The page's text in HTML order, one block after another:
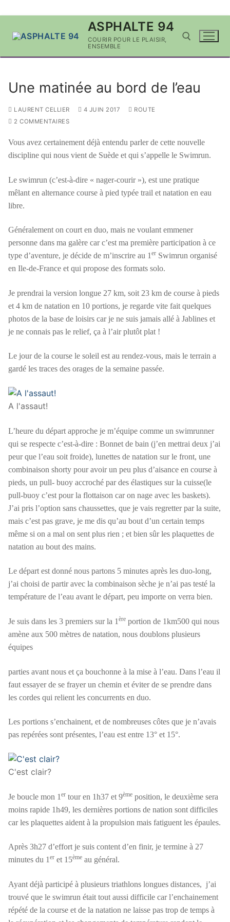
ASPHALTE 94
COURIR POUR LE PLAISIR,
ENSEMBLE
Une matinée au bord de l’eau
LAURENT CELLIER 4 JUIN 2017
ROUTE
2 COMMENTAIRES
Vous avez certainement déjà entendu parler de cette nouvelle
discipline qui nous vient de Suède et qui s’appelle le Swimrun.
Le swimrun (c’est-à-dire « nager-courir »), est une pratique
mêlant en alternance course à pied typée trail et natation en eau
libre.
Généralement on court en duo, mais ne voulant emmener
personne dans ma galère car c’est ma première participation à ce
type d’aventure, je décide de m’inscrire au 1 er Swimrun organisé
en Ile-de-France et qui propose des formats solo.
Je prendrai la version longue 27 km, soit 23 km de course à pieds
et 4 km de natation en 10 portions, je regarde vite fait quelques
photos de la base de loisirs car je ne suis jamais allé à Jablines et
je ne connais pas le relief, ça à l’air plutôt plat !
Le jour de la course le soleil est au rendez-vous, mais le terrain a
gardé les traces des orages de la semaine passée.
A l'assaut!
L’heure du départ approche je m’équipe comme un swimrunner
qui se respecte c’est-à-dire : Bonnet de bain (j’en mettrai deux j’ai
peur que l’eau soit froide), lunettes de natation sur le front, une
combinaison shorty pour avoir un peu plus d’aisance en course à
pieds, un pull- buoy accroché par des élastiques sur la cuisse(le
pull-buoy c’est pour la flottaison car on nage avec les baskets).
J’ai pris l’option sans chaussettes, que je vais regretter par la suite,
mais c’est pas grave, je me dis qu’au bout d’un certain temps
même si on a mal on sent plus rien ; et bien sûr les plaquettes de
natation au bout des mains.
Le départ est donné nous partons 5 minutes après les duo-long,
j’ai choisi de partir avec la combinaison sèche je n’ai pas testé la
température de l’eau avant le départ, peu importe on verra bien.
Je suis dans les 3 premiers sur la 1 ère portion de 1km500 qui nous
amène aux 500 mètres de natation, nous doublons plusieurs
équipes
parties avant nous et ça bouchonne à la mise à l’eau. Dans l’eau il
faut essayer de se frayer un chemin et éviter de se prendre dans
les cordes qui relient les concurrents en duo.
Les portions s’enchainent, et de nombreuses côtes que je n’avais
pas repérées sont présentes, l’eau est entre 13° et 15°.
C'est clair?
Je boucle mon 1 er tour en 1h37 et 9ème position, le deuxième sera
moins rapide 1h49, les dernières portions de nation sont difficiles
car les plaquettes aident à la propulsion mais fatiguent les épaules.
Après 3h27 d’effort je suis content d’en finir, je termine à 27
minutes du 1 er et 15ème au général.
Ayant déjà participé à plusieurs triathlons longues distances, j’ai
trouvé que le swimrun était tout aussi difficile car l’enchainement
répété de la course et de la natation ne laisse pas trop de temps à